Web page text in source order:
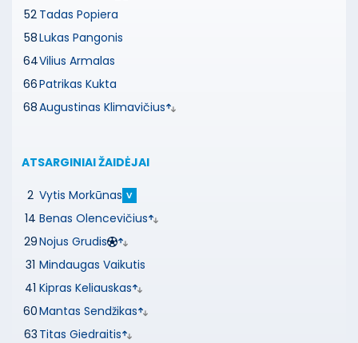
52 Tadas Popiera
58Lukas Pangonis
64Vilius Armalas
66Patrikas Kukta
68Augustinas Klimavičius
ATSARGINIAI ŽAIDĖJAI
2 Vytis Morkūnas V
14 Benas Olencevičius
29Nojus Grudis
31 Mindaugas Vaikutis
41 Kipras Keliauskas
60Mantas Sendžikas
63 Titas Giedraitis